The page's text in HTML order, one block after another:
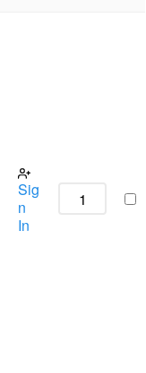
Sig
n
In